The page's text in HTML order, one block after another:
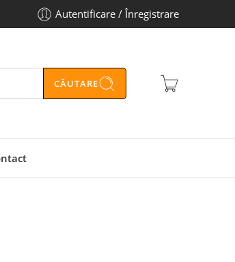
Autentificare / Înregistrare
CĂUTARE